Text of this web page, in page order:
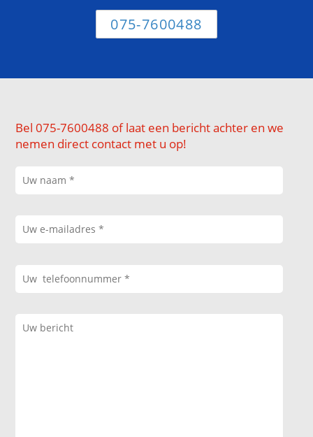
075-7600488
Bel 075-7600488 of laat een bericht achter en we
nemen direct contact met u op!